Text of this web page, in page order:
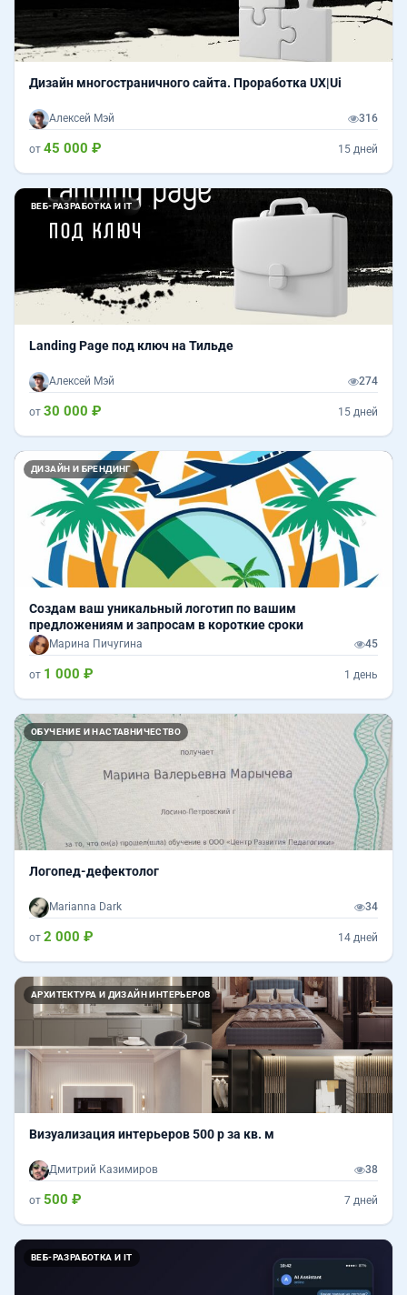
Дизайн многостраничного сайта. Проработка UX|Ui
Алексей Мэй 316
от 45 000 ₽ 15 дней
ВЕБ-РАЗРАБОТКА И IT
Landing Page под ключ на Тильде
Алексей Мэй 274
от 30 000 ₽ 15 дней
ДИЗАЙН И БРЕНДИНГ
Назад
Cоздам ваш уникальный логотип по вашим
предложениям и запросам в короткие сроки
Марина Пичугина 45
от 1 000 ₽ 1 день
ОБУЧЕНИЕ И НАСТАВНИЧЕСТВО
Назад
Логопед-дефектолог
Marianna Dark 34
от 2 000 ₽ 14 дней
АРХИТЕКТУРА И ДИЗАЙН ИНТЕРЬЕРОВ
Визуализация интерьеров 500 р за кв. м
Дмитрий Казимиров 38
от 500 ₽ 7 дней
ВЕБ-РАЗРАБОТКА И IT
Назад